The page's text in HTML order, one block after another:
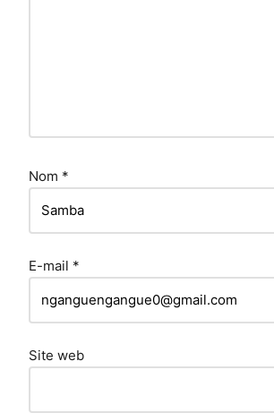
Nom *
E-mail *
Site web